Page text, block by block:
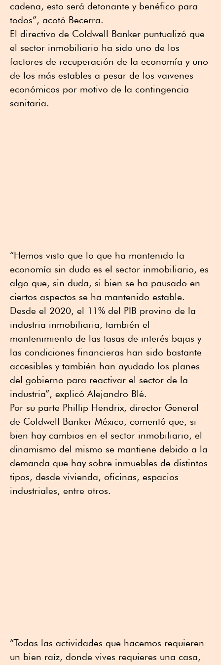
cadena, esto será detonante y benéfico para
todos”, acotó Becerra.
El directivo de Coldwell Banker puntualizó que
el sector inmobiliario ha sido uno de los
factores de recuperación de la economía y uno
de los más estables a pesar de los vaivenes
económicos por motivo de la contingencia
sanitaria.
“Hemos visto que lo que ha mantenido la
economía sin duda es el sector inmobiliario, es
algo que, sin duda, si bien se ha pausado en
ciertos aspectos se ha mantenido estable.
Desde el 2020, el 11% del PIB provino de la
industria inmobiliaria, también el
mantenimiento de las tasas de interés bajas y
las condiciones financieras han sido bastante
accesibles y también han ayudado los planes
del gobierno para reactivar el sector de la
industria”, explicó Alejandro Blé.
Por su parte Phillip Hendrix, director General
de Coldwell Banker México, comentó que, si
bien hay cambios en el sector inmobiliario, el
dinamismo del mismo se mantiene debido a la
demanda que hay sobre inmuebles de distintos
tipos, desde vivienda, oficinas, espacios
industriales, entre otros.
“Todas las actividades que hacemos requieren
un bien raíz, donde vives requieres una casa,